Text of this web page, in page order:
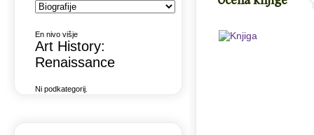
En nivo višje
Art History:
Renaissance
Ni podkategorij.